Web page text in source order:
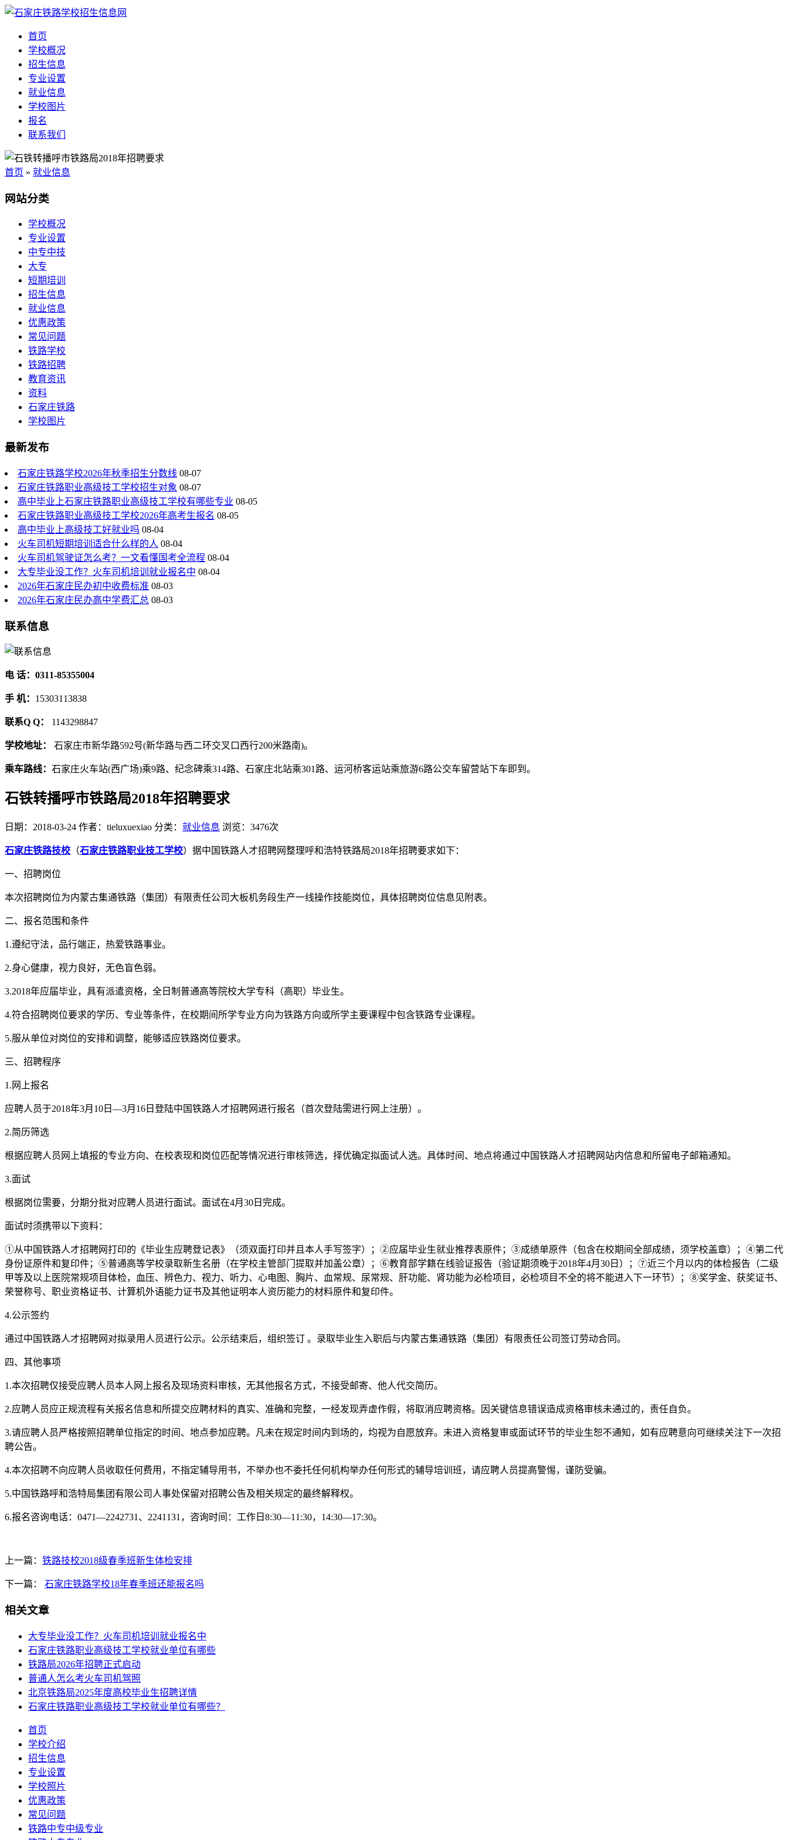
首页
学校概况
招生信息
专业设置
就业信息
学校图片
报名
联系我们
首页 » 就业信息
网站分类
学校概况
专业设置
中专中技
大专
短期培训
招生信息
就业信息
优惠政策
常见问题
铁路学校
铁路招聘
教育资讯
资料
石家庄铁路
学校图片
最新发布
石家庄铁路学校2026年秋季招生分数线 08-07
石家庄铁路职业高级技工学校招生对象 08-07
高中毕业上石家庄铁路职业高级技工学校有哪些专业 08-05
石家庄铁路职业高级技工学校2026年高考生报名 08-05
高中毕业上高级技工好就业吗 08-04
火车司机短期培训适合什么样的人 08-04
火车司机驾驶证怎么考？一文看懂国考全流程 08-04
大专毕业没工作？火车司机培训就业报名中 08-04
2026年石家庄民办初中收费标准 08-03
2026年石家庄民办高中学费汇总 08-03
联系信息
电 话：0311-85355004
手 机： 15303113838
联系Q Q： 1143298847
学校地址： 石家庄市新华路592号(新华路与西二环交叉口西行200米路南)。
乘车路线： 石家庄火车站(西广场)乘9路、纪念碑乘314路、石家庄北站乘301路、运河桥客运站乘旅游6路公交车留营站下车即到。
石铁转播呼市铁路局2018年招聘要求
日期：2018-03-24 作者：tieluxuexiao 分类： 就业信息 浏览：3476次
石家庄铁路技校 （石家庄铁路职业技工学校）据中国铁路人才招聘网整理呼和浩特铁路局2018年招聘要求如下：
一、招聘岗位
本次招聘岗位为内蒙古集通铁路（集团）有限责任公司大板机务段生产一线操作技能岗位，具体招聘岗位信息见附表。
二、报名范围和条件
1.遵纪守法，品行端正，热爱铁路事业。
2.身心健康，视力良好，无色盲色弱。
3.2018年应届毕业，具有派遣资格，全日制普通高等院校大学专科（高职）毕业生。
4.符合招聘岗位要求的学历、专业等条件，在校期间所学专业方向为铁路方向或所学主要课程中包含铁路专业课程。
5.服从单位对岗位的安排和调整，能够适应铁路岗位要求。
三、招聘程序
1.网上报名
应聘人员于2018年3月10日—3月16日登陆中国铁路人才招聘网进行报名（首次登陆需进行网上注册）。
2.简历筛选
根据应聘人员网上填报的专业方向、在校表现和岗位匹配等情况进行审核筛选，择优确定拟面试人选。具体时间、地点将通过中国铁路人才招聘网站内信息和所留电子邮箱通知。
3.面试
根据岗位需要，分期分批对应聘人员进行面试。面试在4月30日完成。
面试时须携带以下资料：
①从中国铁路人才招聘网打印的《毕业生应聘登记表》（须双面打印并且本人手写签字）；②应届毕业生就业推荐表原件；③成绩单原件（包含在校期间全部成绩，须学校盖章）；④第二代
身份证原件和复印件；⑤普通高等学校录取新生名册（在学校主管部门提取并加盖公章）；⑥教育部学籍在线验证报告（验证期须晚于2018年4月30日）；⑦近三个月以内的体检报告（二级
甲等及以上医院常规项目体检，血压、辨色力、视力、听力、心电图、胸片、血常规、尿常规、肝功能、肾功能为必检项目，必检项目不全的将不能进入下一环节）；⑧奖学金、获奖证书、
荣誉称号、职业资格证书、计算机外语能力证书及其他证明本人资历能力的材料原件和复印件。
4.公示签约
通过中国铁路人才招聘网对拟录用人员进行公示。公示结束后，组织签订 。录取毕业生入职后与内蒙古集通铁路（集团）有限责任公司签订劳动合同。
四、其他事项
1.本次招聘仅接受应聘人员本人网上报名及现场资料审核，无其他报名方式，不接受邮寄、他人代交简历。
2.应聘人员应正规流程有关报名信息和所提交应聘材料的真实、准确和完整，一经发现弄虚作假，将取消应聘资格。因关键信息错误造成资格审核未通过的，责任自负。
3.请应聘人员严格按照招聘单位指定的时间、地点参加应聘。凡未在规定时间内到场的，均视为自愿放弃。未进入资格复审或面试环节的毕业生恕不通知，如有应聘意向可继续关注下一次招
聘公告。
4.本次招聘不向应聘人员收取任何费用，不指定辅导用书，不举办也不委托任何机构举办任何形式的辅导培训班，请应聘人员提高警惕，谨防受骗。
5.中国铁路呼和浩特局集团有限公司人事处保留对招聘公告及相关规定的最终解释权。
6.报名咨询电话：0471—2242731、2241131，咨询时间：工作日8:30—11:30，14:30—17:30。
上一篇： 铁路技校2018级春季班新生体检安排
下一篇： 石家庄铁路学校18年春季班还能报名吗
相关文章
大专毕业没工作？火车司机培训就业报名中
石家庄铁路职业高级技工学校就业单位有哪些
铁路局2026年招聘正式启动
普通人怎么考火车司机驾照
北京铁路局2025年度高校毕业生招聘详情
石家庄铁路职业高级技工学校就业单位有哪些？
首页
学校介绍
招生信息
专业设置
学校照片
优惠政策
常见问题
铁路中专中级专业